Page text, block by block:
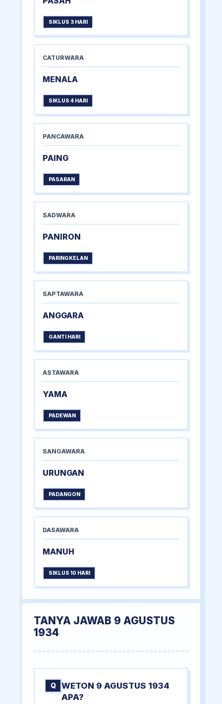
SIKLUS 3 HARI
CATURWARA
MENALA
SIKLUS 4 HARI
PANCAWARA
PAING
PASARAN
SADWARA
PANIRON
PARINGKELAN
SAPTAWARA
ANGGARA
GANTI HARI
ASTAWARA
YAMA
PADEWAN
SANGAWARA
URUNGAN
PADANGON
DASAWARA
MANUH
SIKLUS 10 HARI
TANYA JAWAB 9 AGUSTUS
1934
Q
WETON 9 AGUSTUS 1934
APA?